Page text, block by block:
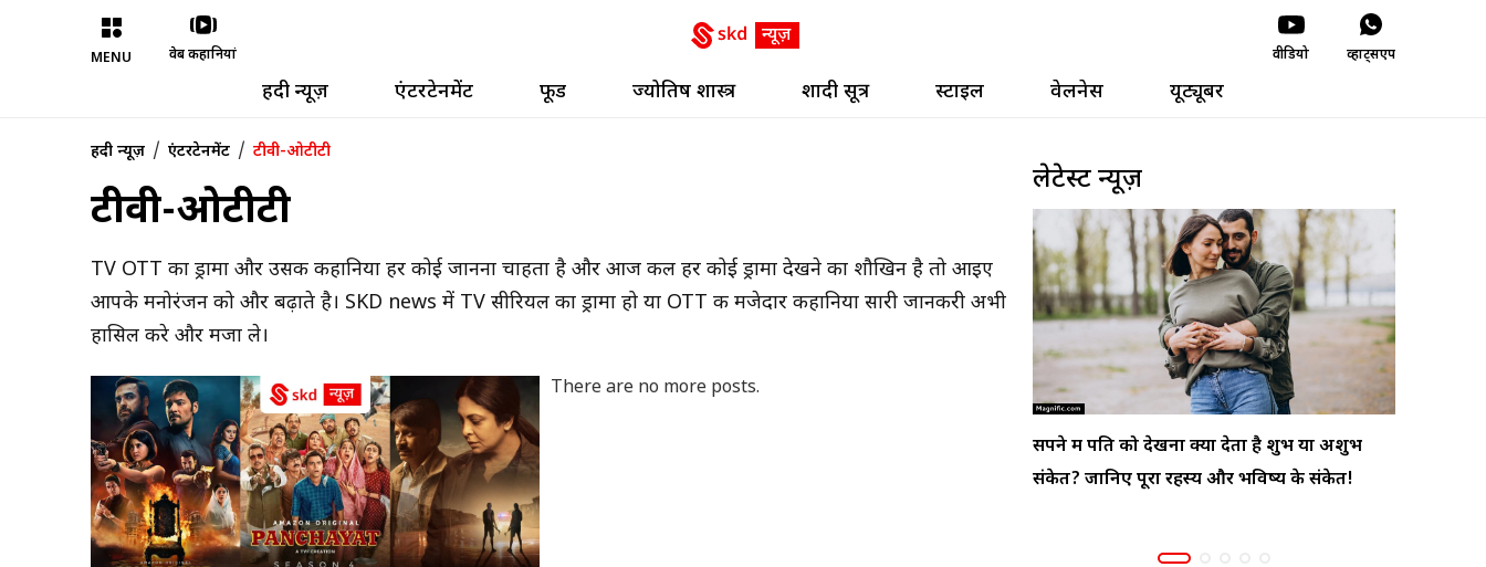
MENU वेब कहानियां वीडियो व्हाट्सएप
हिंदी न्यूज़ एंटरटेनमेंट फूड ज्योतिष शास्त्र शादी सूत्र स्टाइल वेलनेस यूट्यूबर
हिंदी न्यूज़ / एंटरटेनमेंट / टीवी-ओटीटी
टीवी-ओटीटी
TV OTT का ड्रामा और उसकी कहानिया हर कोई जानना चाहता है और आज कल हर कोई ड्रामा देखने का शौखिन है तो आइए
आपके मनोरंजन को और बढ़ाते है। SKD news में TV सीरियल का ड्रामा हो या OTT की मजेदार कहानिया सारी जानकरी अभी
हासिल करे और मजा ले।
There are no more posts.
लेटेस्ट न्यूज़
सपने में पति को देखना क्या देता है शुभ या अशुभ
संकेत? जानिए पूरा रहस्य और भविष्य के संकेत!